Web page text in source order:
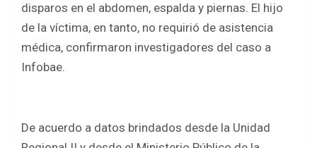
disparos en el abdomen, espalda y piernas. El hijo
de la víctima, en tanto, no requirió de asistencia
médica, confirmaron investigadores del caso a
Infobae.
De acuerdo a datos brindados desde la Unidad